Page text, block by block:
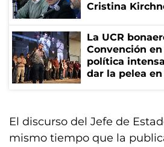
Cristina
La UCR
Convención
política
dar la pelea en
El discurso del Jefe de
mismo tiempo que la